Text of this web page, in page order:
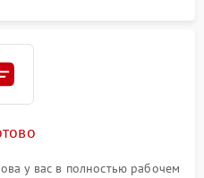
у вас в полностью рабочем